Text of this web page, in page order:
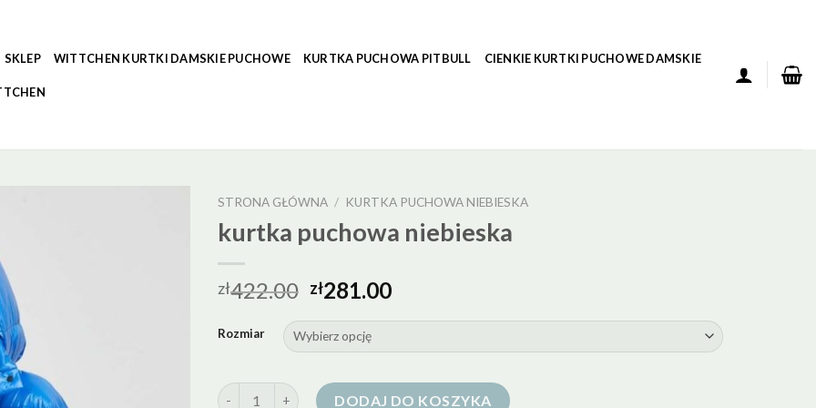
SKLEP WITTCHEN KURTKI DAMSKIE PUCHOWE KURTKA PUCHOWA PITBULL CIENKIE KURTKI PUCHOWE DAMSKIE
STRONA GŁÓWNA / KURTKA PUCHOWA NIEBIESKA
kurtka puchowa niebieska
zł422.00 zł281.00
Rozmiar
ilość kurtka puchowa niebieskaDODAJ DO KOSZYKA